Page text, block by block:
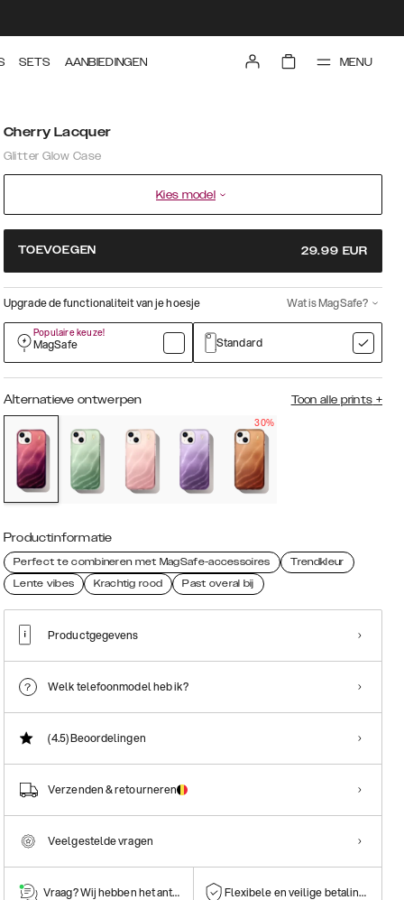
SETS AANBIEDINGEN MENU
Cherry Lacquer
Glitter Glow Case
Kies model
TOEVOEGEN 29.99 EUR
Upgrade de functionaliteit van je hoesje Wat is MagSafe?
Populaire keuze!
MagSafe Standard
Alternatieve ontwerpen Toon alle prints +
30%
Productinformatie
Perfect te combineren met MagSafe-accessoires
Trendkleur
Lente vibes
Krachtig rood Past overal bij
Productgegevens
Welk telefoonmodel heb ik?
(4.5)Beoordelingen
Verzenden & retourneren
Veelgestelde vragen
Vraag? Wij hebben het antwoord! Flexibele en veilige betalingen